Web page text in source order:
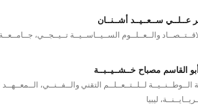
عــلــي ســعــيــد أشــنــان
والــعــلــوم الســيــاســيــة تــيــجــي،
القاسم مصباح خــشــيــبــة
الــوطــنــيــة لــلــتــعــلــم التقني والــفــنــي،
ليبيا